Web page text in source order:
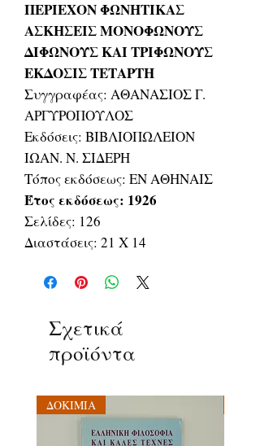
ΠΕΡΙΕΧΟΝ ΦΩΝΗΤΙΚΑΣ
ΑΣΚΗΣΕΙΣ ΜΟΝΟΦΩΝΟΥΣ
ΔΙΦΩΝΟΥΣ ΚΑΙ ΤΡΙΦΩΝΟΥΣ
ΕΚΔΟΣΙΣ ΤΕΤΑΡΤΗ
Συγγραφέας: ΑΘΑΝΑΣΙΟΣ Γ.
ΑΡΓΥΡΟΠΟΥΛΟΣ
Εκδόσεις: ΒΙΒΛΙΟΠΩΛΕΙΟΝ
ΙΩΑΝ. Ν. ΣΙΔΕΡΗ
Τόπος εκδόσεως: ΕΝ ΑΘΗΝΑΙΣ
Έτος εκδόσεως: 1926
Σελίδες: 126
Διαστάσεις: 21 Χ 14
Σχετικά
προϊόντα
ΔΟΚΙΜΙΑ